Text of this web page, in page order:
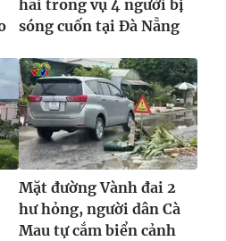
897 897
hai trong vụ 4 người bị
sóng cuốn tại Đà Nẵng
Mặt đường Vành đai 2
hư hỏng, người dân Cà
Mau tự cắm biển cảnh